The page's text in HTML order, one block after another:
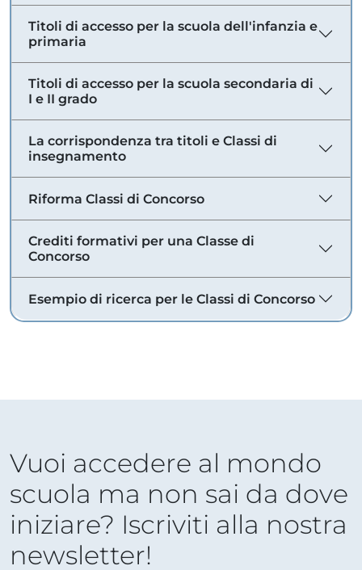
Titoli di accesso per la scuola dell'infanzia e
primaria
Titoli di accesso per la scuola secondaria di
I e II grado
La corrispondenza tra titoli e Classi di
insegnamento
Riforma Classi di Concorso
Crediti formativi per una Classe di
Concorso
Esempio di ricerca per le Classi di Concorso
Vuoi accedere al mondo
scuola ma non sai da dove
iniziare? Iscriviti alla nostra
newsletter!